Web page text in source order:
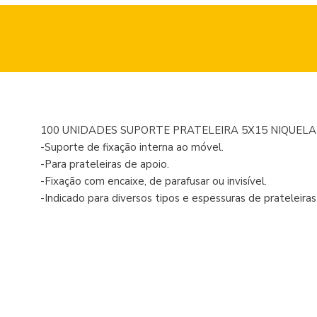
100 UNIDADES SUPORTE PRATELEIRA 5X15
-Suporte de fixação interna ao móvel.
-Para prateleiras de apoio.
-Fixação com encaixe, de parafusar ou invisível.
-Indicado para diversos tipos e espessuras de prateleiras.